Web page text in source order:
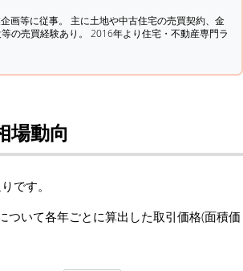
画等に従事。 主に土地や中古住宅の売買契約、金
の売買経験あり。 2016年より住宅・不動産専門ラ
場動向
です。
ついて各年ごとに算出した取引価格(面積価